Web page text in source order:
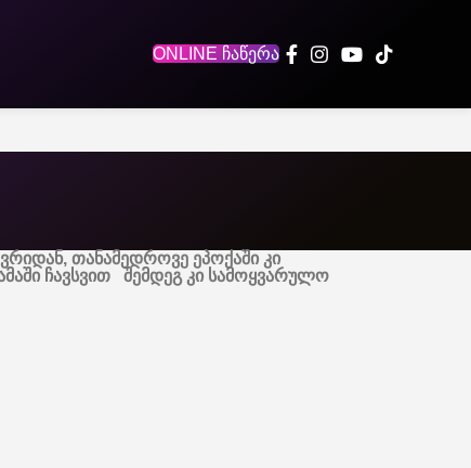
ONLINE ჩაწერა
თანამედროვე ეპოქაში კი
ჩავსვით შემდეგ კი სამოყვარულო